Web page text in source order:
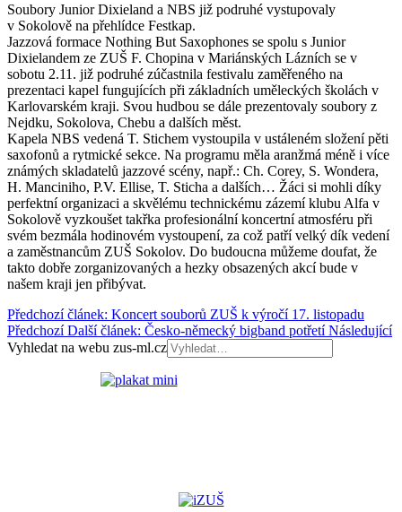
Soubory Junior Dixieland a NBS již podruhé vystupovaly
v Sokolově na přehlídce Festkap.
Jazzová formace Nothing But Saxophones se spolu s Junior
Dixielandem ze ZUŠ F. Chopina v Mariánských Lázních se v
sobotu 2.11. již podruhé zúčastnila festivalu zaměřeného na
prezentaci kapel fungujících při základních uměleckých školách v
Karlovarském kraji. Svou hudbou se dále prezentovaly soubory z
Nejdku, Sokolova, Chebu a dalších měst.
Kapela NBS vedená T. Stichem vystoupila v ustáleném složení pěti
saxofonů a rytmické sekce. Na programu měla aranžmá méně i více
známých skladatelů jazzové scény, např.: Ch. Corey, S. Wondera,
H. Manciniho, P.V. Ellise, T. Sticha a dalších… Žáci si mohli díky
perfektní organizaci a skvělému technickému zázemí klubu Alfa v
Sokolově vyzkoušet takřka profesionální koncertní atmosféru při
svém bezmála hodinovém vystoupení, za což patří velký dík vedení
a zaměstnancům ZUŠ Sokolov. Do budoucna můžeme doufat, že
takto dobře zorganizovaných a hezky obsazených akcí bude v
našem kraji jen přibývat.
Předchozí článek: Koncert souborů ZUŠ k výročí 17. listopadu
Předchozí Další článek: Česko-německý bigband potřetíNásledující
Vyhledat na webu zus-ml.cz